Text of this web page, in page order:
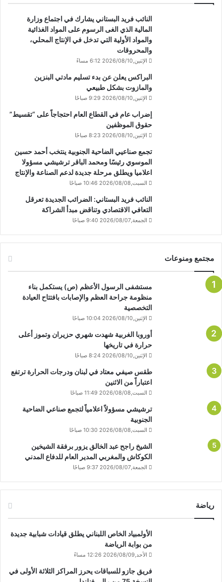
النائب فريد البستاني يشارك في اجتماع وزارة
المالية الذي الغى الرسوم على المواد الغذائية
والمواد الأولية التي تدخل في الإنتاج المحلي،
والمحروقات
الإثنين,2026/08/10 6:12 مساءً
البراكس يعلن عن بدء تسليم مادتي البنزين
والمازوت بشكل طبيعي
الإثنين,2026/08/10 9:29 صباحًا
إضراب عام في القطاع العام احتجاجاً على “تقسيط”
حقوق الموظفين
الإثنين,2026/08/10 8:23 صباحًا
تجمع صناعيي الضاحية الجنوبية ينتخب أحمد حسين
الموسوي رئيسًا ومحمد الباقر ترشيشي مسؤولا
اعلاميا ويطلق مرحلة جديدة لدعم الصناعة والإنتاج
السبت,2026/08/08 10:46 صباحًا
النائب فريد البستاني: الضرائب الجديدة تعرقل
التعافي الاقتصادي وتناقض مبدأ الشراكة
الجمعة,2026/08/07 9:40 صباحًا
مجتمع ومنوعات
مستشفى الرسول الأعظم (ص) يستكمل بناء
منظومة جراحة العظم والإصابات بافتتاح العيادة
التخصصية
الإثنين,2026/08/10 10:04 صباحًا
أوروبا الغربية شهدت شهري حزيران وتموز أعلى
حرارة في تاريخها
الإثنين,2026/08/10 8:24 صباحًا
طقس صيفي معتاد في لبنان ودرجات الحرارة ترتفع
اعتباراً من الاثنين
السبت,2026/08/08 11:49 صباحًا
ترشيشي مسؤولاً اعلامياً لتجمع صناعي الضاحية
الجنوبية
السبت,2026/08/08 10:30 صباحًا
الشيخ راجح عبد الخالق يزور برفقة الشيخين
الكوكاش والمغربي المدير العام للدفاع المدني
الجمعة,2026/08/07 9:37 صباحًا
رياضة
الأولمبياد الخاص اللبناني يطلق قيادات شبابية جديدة
من بوابة الرياضة
الأحد,2026/08/09 12:26 مساءً
فريق جازو للسباقات يحرز المراكز الثلاثة الأولى في